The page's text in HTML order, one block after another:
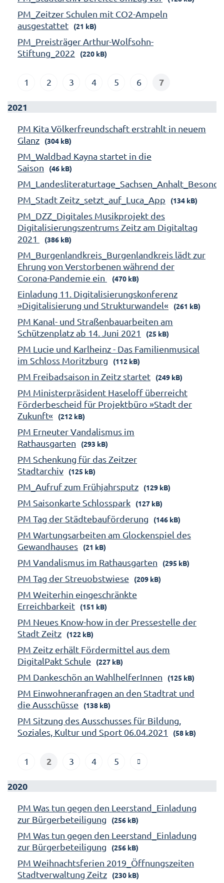
PM_Zeitzer Schulen mit CO2-Ampeln
ausgestattet
(21 kB)
PM_Preisträger Arthur-Wolfsohn-
Stiftung_2022
(220 kB)
1 2 3 4 5 6 7
2021
PM Kita Völkerfreundschaft erstrahlt in neuem
Glanz
(304 kB)
PM_Waldbad Kayna startet in die
Saison
(46 kB)
PM_Stadt Zeitz_setzt_auf_Luca_App
(134 kB)
PM_DZZ_Digitales Musikprojekt des
Digitalisierungszentrums Zeitz am Digitaltag
2021
(386 kB)
PM_Burgenlandkreis_Burgenlandkreis lädt zur
Ehrung von Verstorbenen während der
Corona-Pandemie ein
(470 kB)
Einladung 11. Digitalisierungskonferenz
»Digitalisierung und Strukturwandel«
(261 kB)
PM Kanal- und Straßenbauarbeiten am
Schützenplatz ab 14. Juni 2021
(25 kB)
PM Lucie und Karlheinz - Das Familienmusical
im Schloss Moritzburg
(112 kB)
PM Freibadsaison in Zeitz startet (249 kB)
PM Ministerpräsident Haseloff überreicht
Förderbescheid für Projektbüro »Stadt der
Zukunft«
(212 kB)
PM Erneuter Vandalismus im
Rathausgarten
(293 kB)
PM Schenkung für das Zeitzer
Stadtarchiv
(125 kB)
PM_Aufruf zum Frühjahrsputz (129 kB)
PM Saisonkarte Schlosspark (127 kB)
PM Tag der Städtebauförderung (146 kB)
PM Wartungsarbeiten am Glockenspiel des
Gewandhauses
(21 kB)
PM Vandalismus im Rathausgarten (295 kB)
PM Tag der Streuobstwiese (209 kB)
PM Weiterhin eingeschränkte
Erreichbarkeit
(151 kB)
PM Neues Know-how in der Pressestelle der
Stadt Zeitz
(122 kB)
PM Zeitz erhält Fördermittel aus dem
DigitalPakt Schule
(227 kB)
PM Dankeschön an WahlhelferInnen (125 kB)
PM Einwohneranfragen an den Stadtrat und
die Ausschüsse
(138 kB)
PM Sitzung des Ausschusses für Bildung,
Soziales, Kultur und Sport 06.04.2021
(58 kB)
1 2 3 4 5
2020
PM Was tun gegen den Leerstand_Einladung
zur Bürgerbeteiligung
(256 kB)
PM Was tun gegen den Leerstand_Einladung
zur Bürgerbeteiligung
(256 kB)
PM Weihnachtsferien 2019_Öffnungszeiten
Stadtverwaltung Zeitz
(230 kB)